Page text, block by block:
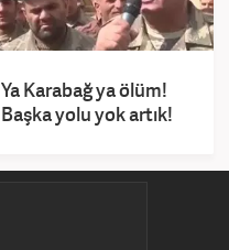
Ya Karabağ ya ölüm!
Başka yolu yok artık!